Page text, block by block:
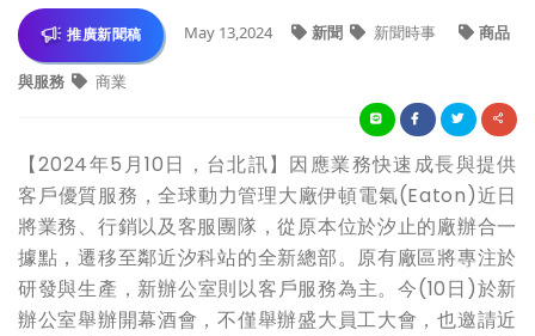
推廣新聞稿 May 13,2024 新聞 新聞時事 商品
與服務 商業
【2024年5月10日，台北訊】因應業務快速成長與提供
客戶優質服務，全球動力管理大廠伊頓電氣(Eaton)近日
將業務、行銷以及客服團隊，從原本位於汐止的廠辦合一
據點，遷移至鄰近汐科站的全新總部。原有廠區將專注於
研發與生產，新辦公室則以客戶服務為主。今(10日)於新
辦公室舉辦開幕酒會，不僅舉辦盛大員工大會，也邀請近